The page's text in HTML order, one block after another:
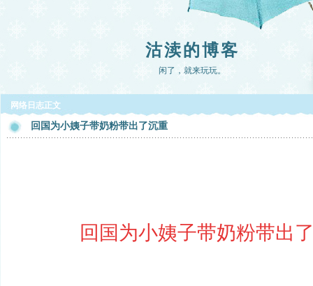
沽渎的博客
闲了，就来玩玩。
网络日志正文
回国为小姨子带奶粉带出了沉重
回国为小姨子带奶粉带出